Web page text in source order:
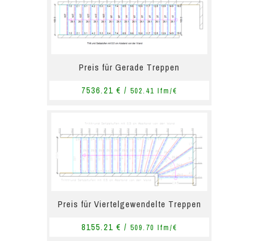
Preis für Gerade Treppen
7536.21 € / 502.41 lfm/€
Preis für Viertelgewendelte Treppen
8155.21 € / 509.70 lfm/€